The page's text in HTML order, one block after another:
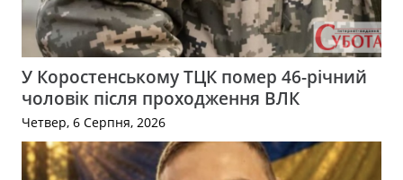
У Коростенському ТЦК помер 46-річний
чоловік після проходження ВЛК
Четвер, 6 Серпня, 2026